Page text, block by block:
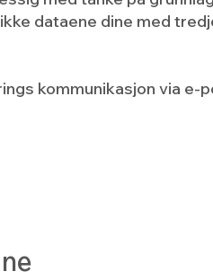
dataene dine med
kommunikasjon via